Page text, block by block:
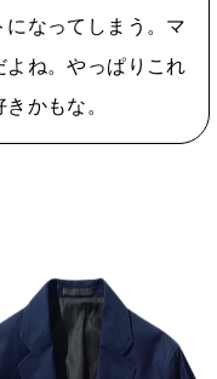
になってしまう。マ
よね。やっぱりこれ
かもな。